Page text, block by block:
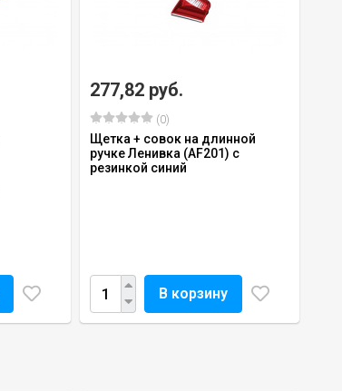
277,82 руб.
(0)
Щетка + совок на длинной
ручке Ленивка (AF201) с
резинкой синий
В корзину